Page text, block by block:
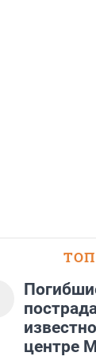
ТОП
центре